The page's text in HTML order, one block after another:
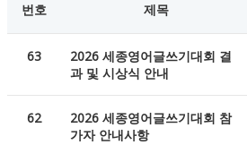
번호 제목
63
2026 세종영어글쓰기대회 결
과 및 시상식 안내
62
2026 세종영어글쓰기대회 참
가자 안내사항